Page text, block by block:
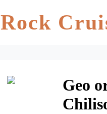
Rock
Geo